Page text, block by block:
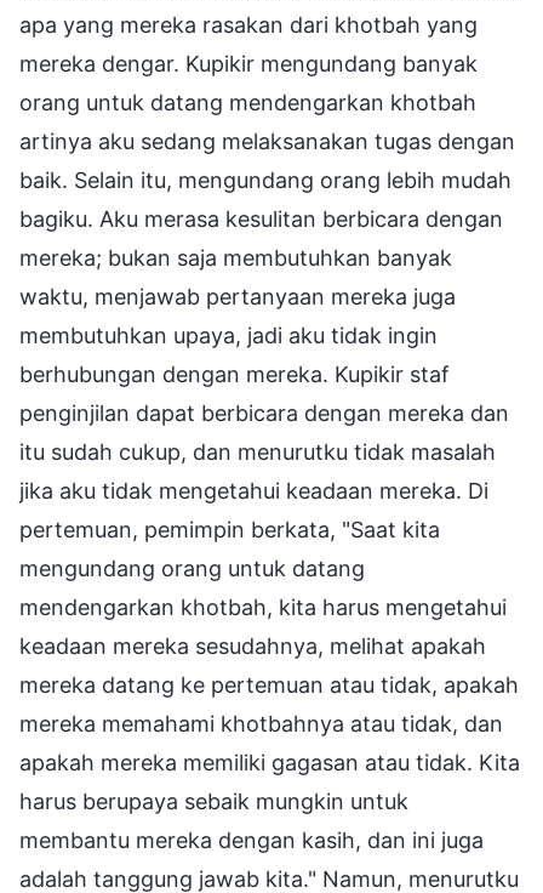
apa yang mereka rasakan dari khotbah yang
mereka dengar. Kupikir mengundang banyak
orang untuk datang mendengarkan khotbah
artinya aku sedang melaksanakan tugas dengan
baik. Selain itu, mengundang orang lebih mudah
bagiku. Aku merasa kesulitan berbicara dengan
mereka; bukan saja membutuhkan banyak
waktu, menjawab pertanyaan mereka juga
membutuhkan upaya, jadi aku tidak ingin
berhubungan dengan mereka. Kupikir staf
penginjilan dapat berbicara dengan mereka dan
itu sudah cukup, dan menurutku tidak masalah
jika aku tidak mengetahui keadaan mereka. Di
pertemuan, pemimpin berkata, "Saat kita
mengundang orang untuk datang
mendengarkan khotbah, kita harus mengetahui
keadaan mereka sesudahnya, melihat apakah
mereka datang ke pertemuan atau tidak, apakah
mereka memahami khotbahnya atau tidak, dan
apakah mereka memiliki gagasan atau tidak. Kita
harus berupaya sebaik mungkin untuk
membantu mereka dengan kasih, dan ini juga
adalah tanggung jawab kita." Namun, menurutku